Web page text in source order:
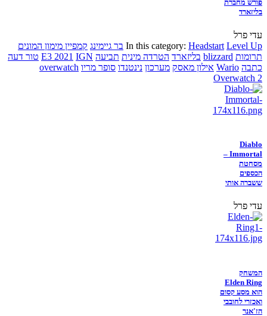
פורש מחברת
בליזארד
עדי פרל
In this category: Headstart Level Up בר גיימינג קמפיין מימון המונים
תרומות blizzard בליזארד הטרדה מינית תביעה E3 2021 IGN
טור דעה
כתבה Wario אילון מאסק מערכון נינטנדו סופר מריו overwatch
Overwatch 2
Diablo
Immortal –
מסחטת
הכספים
ששברה אותי
עדי פרל
המשחק
Elden Ring
הוא מסע קסום
ואכזרי לחובבי
הז'אנר